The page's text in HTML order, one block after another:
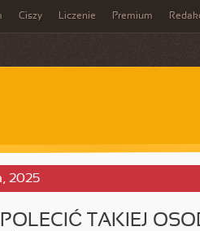
Ciszy Liczenie Premium
2025
TAKIEJ